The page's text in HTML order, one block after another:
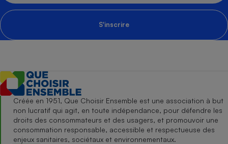
S'inscrire
Créée en 1951, Que Choisir Ensemble est une association à but
non lucratif qui agit, en toute indépendance, pour défendre les
droits des consommateurs et des usagers, et promouvoir une
consommation responsable, accessible et respectueuse des
enjeux sanitaires, sociétaux et environnementaux.